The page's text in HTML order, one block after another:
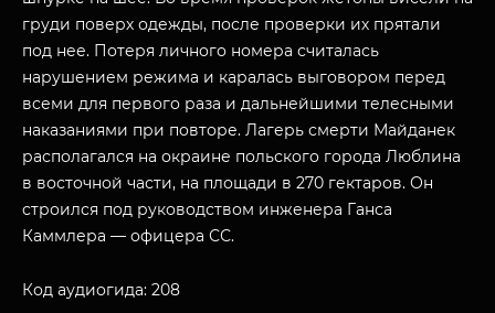
груди поверх одежды, после проверки их прятали
под нее. Потеря личного номера считалась
нарушением режима и каралась выговором перед
всеми для первого раза и дальнейшими телесными
наказаниями при повторе. Лагерь смерти Майданек
располагался на окраине польского города Люблина
в восточной части, на площади в 270 гектаров. Он
строился под руководством инженера Ганса
Каммлера — офицера СС.
Код аудиогида: 208